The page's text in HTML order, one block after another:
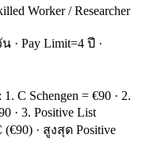
Worker / Researcher
· Pay Limit=4 ปี ·
C Schengen = €90 · 2.
· 3. Positive List
· สูงสุด Positive